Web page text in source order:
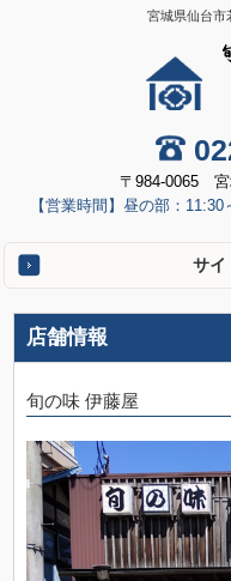
宮城県仙台市
〒984-0065 宮
【営業時間】昼の部：
サイ
店舗情報
旬の味 伊藤屋